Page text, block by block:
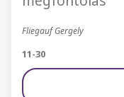
Fliegauf Gergely
11-30